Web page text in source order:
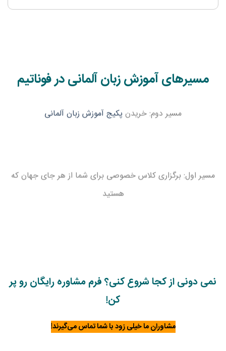
مسیرهای آموزش زبان آلمانی در فوناتیم
مسیر دوم: خریدن پکیج آموزش زبان آلمانی
مسیر اول: برگزاری کلاس خصوصی برای شما از هر جای جهان که
هستید
نمی دونی از کجا شروع کنی؟ فرم مشاوره رایگان رو پر
کن!
مشاوران ماخیلی زودبا شما تماس می‌گیرند!